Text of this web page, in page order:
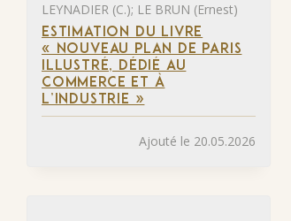
LEYNADIER (C.); LE BRUN (Ernest)
ESTIMATION DU LIVRE
« NOUVEAU PLAN DE PARIS
ILLUSTRÉ, DÉDIÉ AU
COMMERCE ET À
L’INDUSTRIE »
Ajouté le 20.05.2026